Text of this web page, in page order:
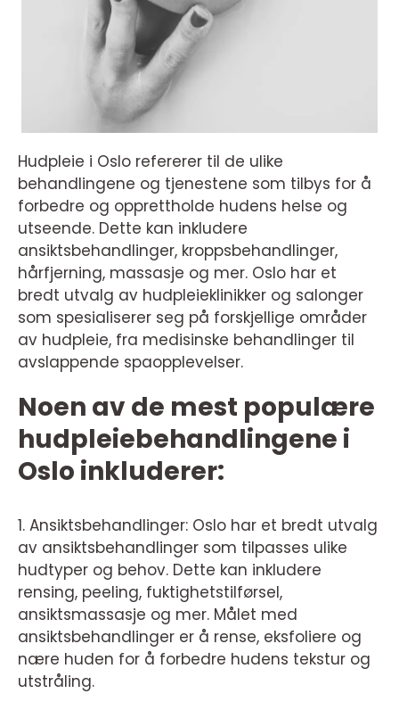
Hudpleie i Oslo refererer til de ulike
behandlingene og tjenestene som tilbys for å
forbedre og opprettholde hudens helse og
utseende. Dette kan inkludere
ansiktsbehandlinger, kroppsbehandlinger,
hårfjerning, massasje og mer. Oslo har et
bredt utvalg av hudpleieklinikker og salonger
som spesialiserer seg på forskjellige områder
av hudpleie, fra medisinske behandlinger til
avslappende spaopplevelser.
Noen av de mest populære
hudpleiebehandlingene i
Oslo inkluderer:
1. Ansiktsbehandlinger: Oslo har et bredt utvalg
av ansiktsbehandlinger som tilpasses ulike
hudtyper og behov. Dette kan inkludere
rensing, peeling, fuktighetstilførsel,
ansiktsmassasje og mer. Målet med
ansiktsbehandlinger er å rense, eksfoliere og
nære huden for å forbedre hudens tekstur og
utstråling.